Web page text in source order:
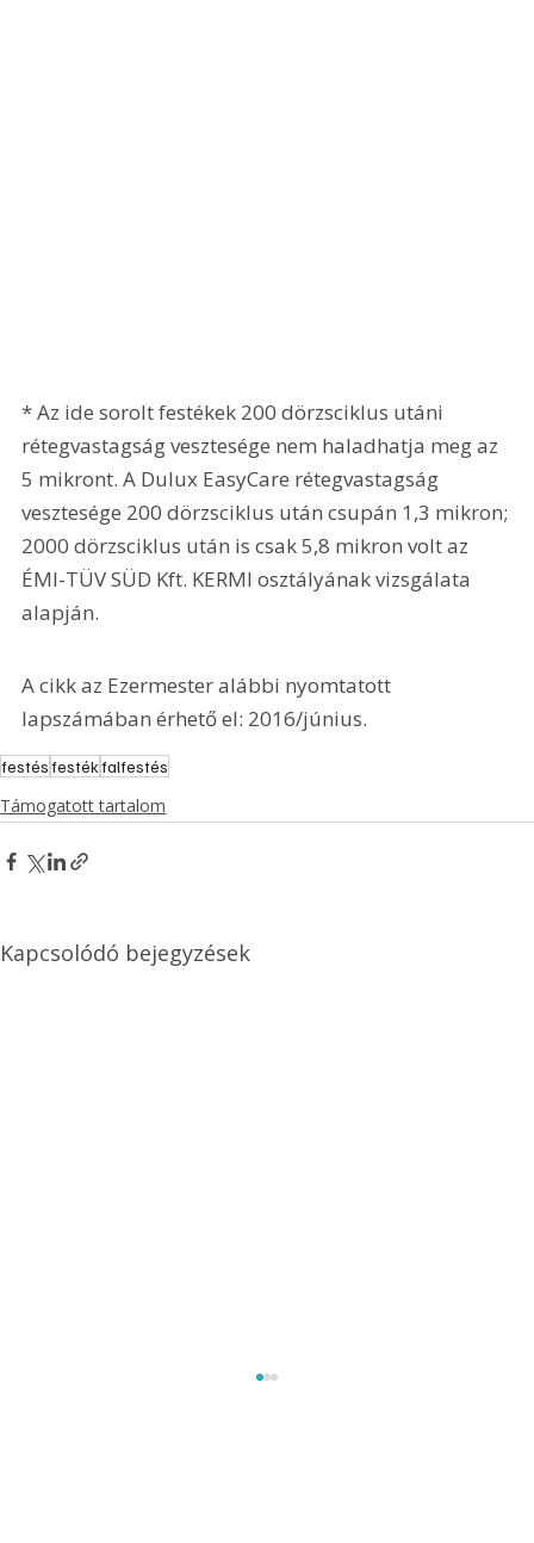
* Az ide sorolt festékek 200 dörzsciklus utáni
rétegvastagság vesztesége nem haladhatja meg az
5 mikront. A Dulux EasyCare rétegvastagság
vesztesége 200 dörzsciklus után csupán 1,3 mikron;
2000 dörzsciklus után is csak 5,8 mikron volt az
ÉMI-TÜV SÜD Kft. KERMI osztályának vizsgálata
alapján.
A cikk az Ezermester alábbi nyomtatott
lapszámában érhető el: 2016/június.
festésfestékfalfestés
Támogatott tartalom
Kapcsolódó bejegyzések